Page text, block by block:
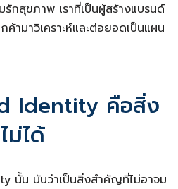
กสุขภาพ เราที่เป็นผู้สร้างแบรนด์
ามาวิเคราะห์และต่อยอดเป็นแผน
Identity คือสิ่ง
ม่ได้
นั้น นับว่าเป็นสิ่งสำคัญที่ไม่อาจม